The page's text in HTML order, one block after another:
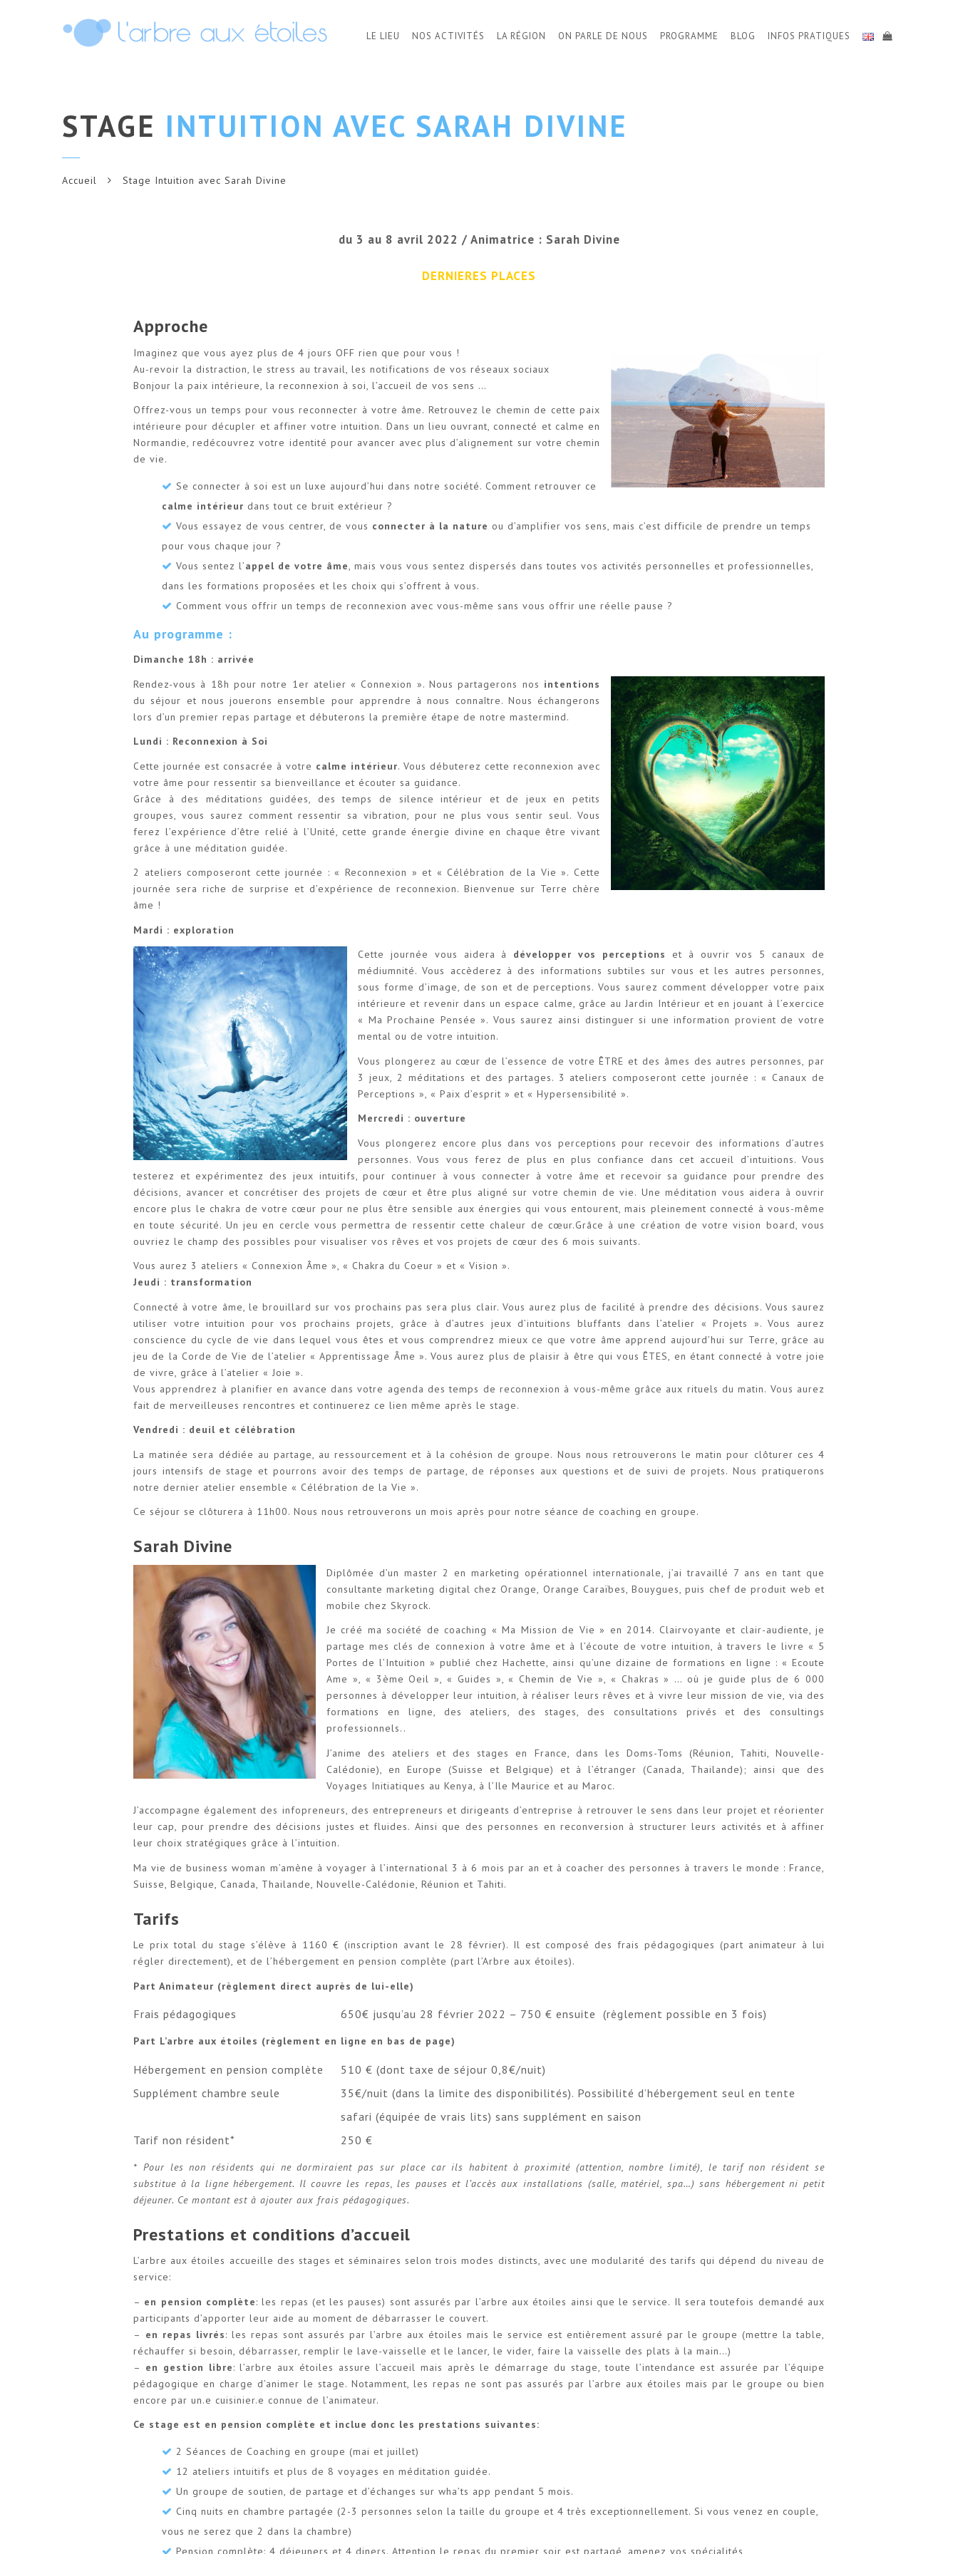
LE LIEU NOS ACTIVITÉS LA RÉGION ON PARLE DE NOUS PROGRAMME BLOG INFOS PRATIQUES
STAGE INTUITION AVEC SARAH DIVINE
Accueil Stage Intuition avec Sarah Divine
du 3 au 8 avril 2022 / Animatrice : Sarah Divine
DERNIERES PLACES
Approche
Imaginez que vous ayez plus de 4 jours OFF rien que pour vous !
Au-revoir la distraction, le stress au travail, les notifications de vos réseaux sociaux
Bonjour la paix intérieure, la reconnexion à soi, l’accueil de vos sens …
Offrez-vous un temps pour vous reconnecter à votre âme. Retrouvez le chemin de cette paix
intérieure pour décupler et affiner votre intuition. Dans un lieu ouvrant, connecté et calme en
Normandie, redécouvrez votre identité pour avancer avec plus d’alignement sur votre chemin
de vie.
Se connecter à soi est un luxe aujourd’hui dans notre société. Comment retrouver ce
calme intérieur dans tout ce bruit extérieur ?
Vous essayez de vous centrer, de vous connecter à la nature ou d’amplifier vos sens, mais c’est difficile de prendre un temps
pour vous chaque jour ?
Vous sentez l’appel de votre âme, mais vous vous sentez dispersés dans toutes vos activités personnelles et professionnelles,
dans les formations proposées et les choix qui s’offrent à vous.
Comment vous offrir un temps de reconnexion avec vous-même sans vous offrir une réelle pause ?
Au programme :
Dimanche 18h : arrivée
Rendez-vous à 18h pour notre 1er atelier « Connexion ». Nous partagerons nos intentions
du séjour et nous jouerons ensemble pour apprendre à nous connaître. Nous échangerons
lors d’un premier repas partage et débuterons la première étape de notre mastermind.
Lundi : Reconnexion à Soi
Cette journée est consacrée à votre calme intérieur. Vous débuterez cette reconnexion avec
votre âme pour ressentir sa bienveillance et écouter sa guidance.
Grâce à des méditations guidées, des temps de silence intérieur et de jeux en petits
groupes, vous saurez comment ressentir sa vibration, pour ne plus vous sentir seul. Vous
ferez l’expérience d’être relié à l’Unité, cette grande énergie divine en chaque être vivant
grâce à une méditation guidée.
2 ateliers composeront cette journée : « Reconnexion » et « Célébration de la Vie ». Cette
journée sera riche de surprise et d’expérience de reconnexion. Bienvenue sur Terre chère
âme !
Mardi : exploration
Cette journée vous aidera à développer vos perceptions
et à ouvrir vos 5 canaux de
médiumnité. Vous accèderez à des informations subtiles sur vous et les autres personnes,
sous forme d’image, de son et de perceptions. Vous saurez comment développer votre paix
intérieure et revenir dans un espace calme, grâce au Jardin Intérieur et en jouant à l’exercice
« Ma Prochaine Pensée ». Vous saurez ainsi distinguer si une information provient de votre
mental ou de votre intuition.
Vous plongerez au cœur de l’essence de votre ÊTRE et des âmes des autres personnes, par
3 jeux, 2 méditations et des partages. 3 ateliers composeront cette journée : « Canaux de
Perceptions », « Paix d’esprit » et « Hypersensibilité ».
Mercredi : ouverture
Vous plongerez encore plus dans vos perceptions pour recevoir des informations d’autres
personnes. Vous vous ferez de plus en plus confiance dans cet accueil d’intuitions. Vous
testerez et expérimentez des jeux intuitifs, pour continuer à vous connecter à votre âme et recevoir sa guidance pour prendre des
décisions, avancer et concrétiser des projets de cœur et être plus aligné sur votre chemin de vie. Une méditation vous aidera à ouvrir
encore plus le chakra de votre cœur pour ne plus être sensible aux énergies qui vous entourent, mais pleinement connecté à vous-même
en toute sécurité. Un jeu en cercle vous permettra de ressentir cette chaleur de cœur.Grâce à une création de votre vision board, vous
ouvriez le champ des possibles pour visualiser vos rêves et vos projets de cœur des 6 mois suivants.
Vous aurez 3 ateliers « Connexion Âme », « Chakra du Coeur » et « Vision ».
Jeudi : transformation
Connecté à votre âme, le brouillard sur vos prochains pas sera plus clair. Vous aurez plus de facilité à prendre des décisions. Vous saurez
utiliser votre intuition pour vos prochains projets, grâce à d’autres jeux d’intuitions bluffants dans l’atelier « Projets ». Vous aurez
conscience du cycle de vie dans lequel vous êtes et vous comprendrez mieux ce que votre âme apprend aujourd’hui sur Terre, grâce au
jeu de la Corde de Vie de l’atelier « Apprentissage Âme ». Vous aurez plus de plaisir à être qui vous ÊTES, en étant connecté à votre joie
de vivre, grâce à l’atelier « Joie ».
Vous apprendrez à planifier en avance dans votre agenda des temps de reconnexion à vous-même grâce aux rituels du matin. Vous aurez
fait de merveilleuses rencontres et continuerez ce lien même après le stage.
Vendredi : deuil et célébration
La matinée sera dédiée au partage, au ressourcement et à la cohésion de groupe. Nous nous retrouverons le matin pour clôturer ces 4
jours intensifs de stage et pourrons avoir des temps de partage, de réponses aux questions et de suivi de projets. Nous pratiquerons
notre dernier atelier ensemble « Célébration de la Vie ».
Ce séjour se clôturera à 11h00. Nous nous retrouverons un mois après pour notre séance de coaching en groupe.
Sarah Divine
Diplômée d’un master 2 en marketing opérationnel internationale, j’ai travaillé 7 ans en tant que
consultante marketing digital chez Orange, Orange Caraïbes, Bouygues, puis chef de produit web et
mobile chez Skyrock.
Je créé ma société de coaching « Ma Mission de Vie » en 2014. Clairvoyante et clair-audiente, je
partage mes clés de connexion à votre âme et à l’écoute de votre intuition, à travers le livre « 5
Portes de l’Intuition » publié chez Hachette, ainsi qu’une dizaine de formations en ligne : « Ecoute
Ame », « 3ème Oeil », « Guides », « Chemin de Vie », « Chakras » … où je guide plus de 6 000
personnes à développer leur intuition, à réaliser leurs rêves et à vivre leur mission de vie, via des
formations en ligne, des ateliers, des stages, des consultations privés et des consultings
professionnels..
J’anime des ateliers et des stages en France, dans les Doms-Toms (Réunion, Tahiti, Nouvelle-
Calédonie), en Europe (Suisse et Belgique) et à l’étranger (Canada, Thailande); ainsi que des
Voyages Initiatiques au Kenya, à l’Ile Maurice et au Maroc.
J’accompagne également des infopreneurs, des entrepreneurs et dirigeants d’entreprise à retrouver le sens dans leur projet et réorienter
leur cap, pour prendre des décisions justes et fluides. Ainsi que des personnes en reconversion à structurer leurs activités et à affiner
leur choix stratégiques grâce à l’intuition.
Ma vie de business woman m’amène à voyager à l’international 3 à 6 mois par an et à coacher des personnes à travers le monde : France,
Suisse, Belgique, Canada, Thailande, Nouvelle-Calédonie, Réunion et Tahiti.
Tarifs
Le prix total du stage s’élève à 1160 € (inscription avant le 28 février). Il est composé des frais pédagogiques (part animateur à lui
régler directement), et de l’hébergement en pension complète (part l’Arbre aux étoiles).
Part Animateur (règlement direct auprès de lui-elle)
Frais pédagogiques 650€ jusqu’au 28 février 2022 – 750 € ensuite (règlement possible en 3 fois)
Part L’arbre aux étoiles (règlement en ligne en bas de page)
Hébergement en pension complète
510 € (dont taxe de séjour 0,8€/nuit)
Supplément chambre seule
35€/nuit (dans la limite des disponibilités). Possibilité d’hébergement seul en tente
safari (équipée de vrais lits) sans supplément en saison
Tarif non résident*
250 €
* Pour les non résidents qui ne dormiraient pas sur place car ils habitent à proximité (attention, nombre limité), le tarif non résident se
substitue à la ligne hébergement. Il couvre les repas, les pauses et l’accès aux installations (salle, matériel, spa…) sans hébergement ni petit
déjeuner. Ce montant est à ajouter aux frais pédagogiques.
Prestations et conditions d’accueil
L’arbre aux étoiles accueille des stages et séminaires selon trois modes distincts, avec une modularité des tarifs qui dépend du niveau de
service:
– en pension complète: les repas (et les pauses) sont assurés par l’arbre aux étoiles ainsi que le service. Il sera toutefois demandé aux
participants d’apporter leur aide au moment de débarrasser le couvert.
– en repas livrés: les repas sont assurés par l’arbre aux étoiles mais le service est entièrement assuré par le groupe (mettre la table,
réchauffer si besoin, débarrasser, remplir le lave-vaisselle et le lancer, le vider, faire la vaisselle des plats à la main…)
– en gestion libre: l’arbre aux étoiles assure l’accueil mais après le démarrage du stage, toute l’intendance est assurée par l’équipe
pédagogique en charge d’animer le stage. Notamment, les repas ne sont pas assurés par l’arbre aux étoiles mais par le groupe ou bien
encore par un.e cuisinier.e connue de l’animateur.
Ce stage est en pension complète et inclue donc les prestations suivantes:
2 Séances de Coaching en groupe (mai et juillet)
12 ateliers intuitifs et plus de 8 voyages en méditation guidée.
Un groupe de soutien, de partage et d’échanges sur wha’ts app pendant 5 mois.
Cinq nuits en chambre partagée (2-3 personnes selon la taille du groupe et 4 très exceptionnellement. Si vous venez en couple,
vous ne serez que 2 dans la chambre)
Pension complète: 4 déjeuners et 4 diners. Attention le repas du premier soir est partagé, amenez vos spécialités,